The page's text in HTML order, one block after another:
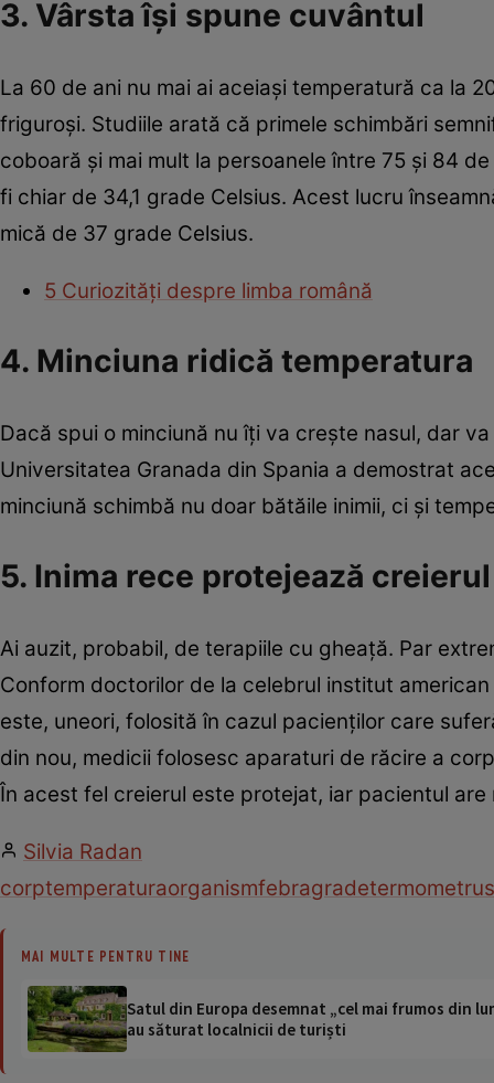
3. Vârsta îşi spune cuvântul
La 60 de ani nu mai ai aceiaşi temperatură ca la
friguroşi. Studiile arată că primele schimbări
coboară şi mai mult la persoanele între 75 şi 84
fi chiar de 34,1 grade Celsius. Acest lucru
mică de 37 grade Celsius.
5 Curiozităţi despre limba română
4. Minciuna ridică temperatura
Dacă spui o minciună nu îţi va creşte nasul, dar
Universitatea Granada din Spania a demostrat
minciună schimbă nu doar bătăile inimii, ci şi
5. Inima rece protejează creierul
Ai auzit, probabil, de terapiile cu gheaţă. Par
Conform doctorilor de la celebrul institut
este, uneori, folosită în cazul pacienţilor care
din nou, medicii folosesc aparaturi de răcire a
În acest fel creierul este protejat, iar pacientul
Silvia Radan
corptemperaturaorganismfebragradetermometru
MAI MULTE PENTRU TINE
Satul din Europa desemnat „cel mai frumos din
au săturat localnicii de turiști